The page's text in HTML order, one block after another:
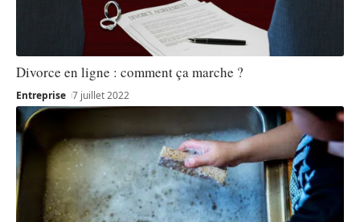
Divorce en ligne : comment ça marche ?
Entreprise 7 juillet 2022